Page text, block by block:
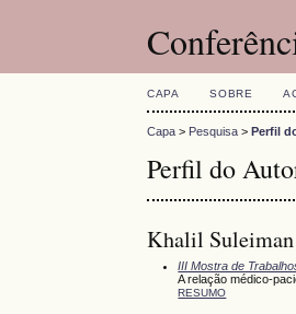
CAPA SOBRE
Capa > Pesquisa >Perfil
Perfil do
Khalil Suleiman
III Mostra de
A relação médico-
RESUMO